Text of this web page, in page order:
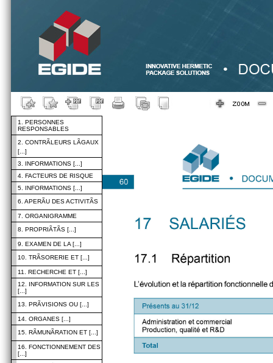
1. PERSONNES
RESPONSABLES
2. CONTRÃLEURS LÃGAUX
[...]
3. INFORMATIONS [...]
4. FACTEURS DE RISQUE
5. INFORMATIONS [...]
6. APERÃU DES ACTIVITÃS
7. ORGANIGRAMME
8. PROPRIÃTÃS [...]
9. EXAMEN DE LA [...]
10. TRÃSORERIE ET [...]
11. RECHERCHE ET [...]
12. INFORMATION SUR LES
[...]
13. PRÃVISIONS OU [...]
14. ORGANES [...]
15. RÃMUNÃRATION ET [...]
16. FONCTIONNEMENT DES
[...]